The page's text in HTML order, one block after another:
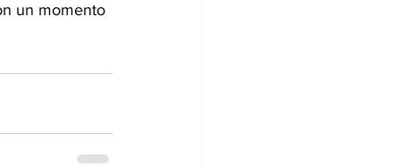
un momento